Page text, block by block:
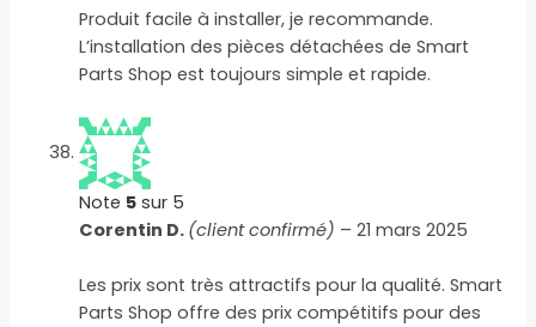
Produit facile à installer, je recommande.
L’installation des pièces détachées de Smart
Parts Shop est toujours simple et rapide.
Note 5 sur 5
Corentin D. (client confirmé) – 21 mars 2025
Les prix sont très attractifs pour la qualité. Smart
Parts Shop offre des prix compétitifs pour des